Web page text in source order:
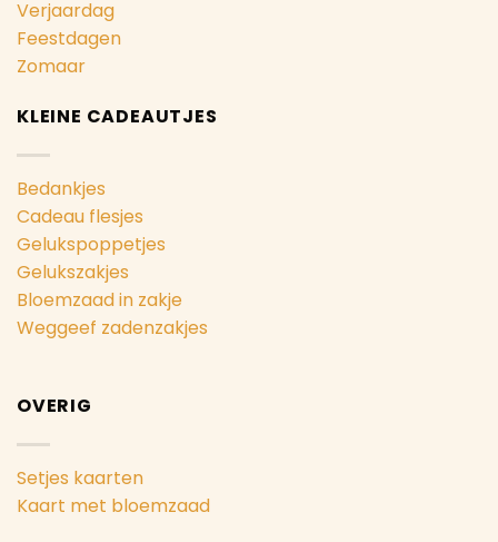
Verjaardag
Feestdagen
Zomaar
KLEINE CADEAUTJES
Bedankjes
Cadeau flesjes
Gelukspoppetjes
Gelukszakjes
Bloemzaad in zakje
Weggeef zadenzakjes
OVERIG
Setjes kaarten
Kaart met bloemzaad